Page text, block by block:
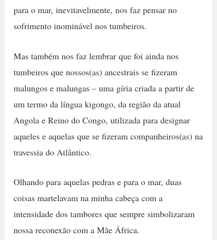
para o mar, inevitavelmente, nos faz pensar no
sofrimento inominável nos tumbeiros.
Mas também nos faz lembrar que foi ainda nos
tumbeiros que nossos(as) ancestrais se fizeram
malungos e malungas – uma gíria criada a partir de
um termo da língua kigongo, da região da atual
Angola e Reino do Congo, utilizada para designar
aqueles e aquelas que se fizeram companheiros(as) na
travessia do Atlântico.
Olhando para aquelas pedras e para o mar, duas
coisas martelavam na minha cabeça com a
intensidade dos tambores que sempre simbolizaram
nossa reconexão com a Mãe África.